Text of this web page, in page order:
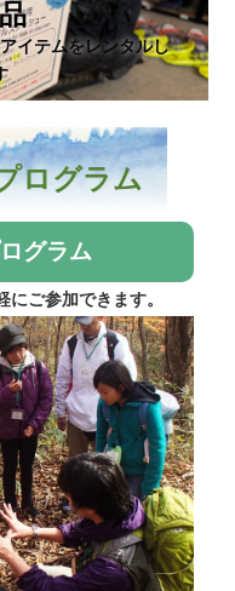
イテムをレンタルし
ログラム
グラム
ご参加できます。